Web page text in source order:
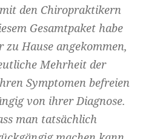
den Chiropraktikern
Gesamtpaket habe
zu Hause angekommen,
Mehrheit der
Symptomen befreien
von ihrer Diagnose.
man tatsächlich